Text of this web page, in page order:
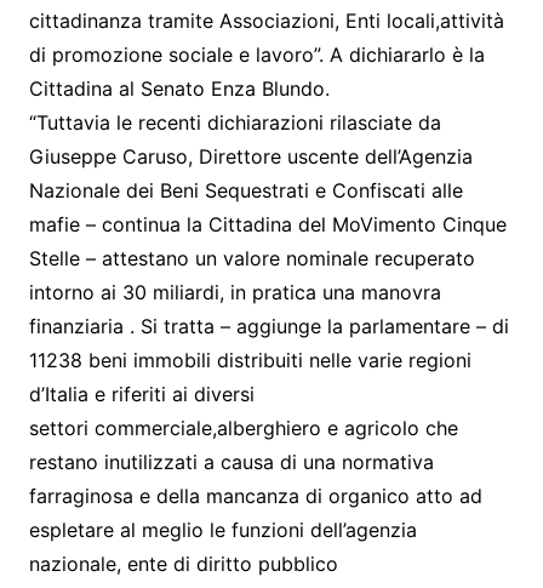
cittadinanza tramite Associazioni, Enti locali,attività
di promozione sociale e lavoro”. A dichiararlo è la
Cittadina al Senato Enza Blundo.
“Tuttavia le recenti dichiarazioni rilasciate da
Giuseppe Caruso, Direttore uscente dell’Agenzia
Nazionale dei Beni Sequestrati e Confiscati alle
mafie – continua la Cittadina del MoVimento Cinque
Stelle – attestano un valore nominale recuperato
intorno ai 30 miliardi, in pratica una manovra
finanziaria . Si tratta – aggiunge la parlamentare – di
11238 beni immobili distribuiti nelle varie regioni
d’Italia e riferiti ai diversi
settori commerciale,alberghiero e agricolo che
restano inutilizzati a causa di una normativa
farraginosa e della mancanza di organico atto ad
espletare al meglio le funzioni dell’agenzia
nazionale, ente di diritto pubblico